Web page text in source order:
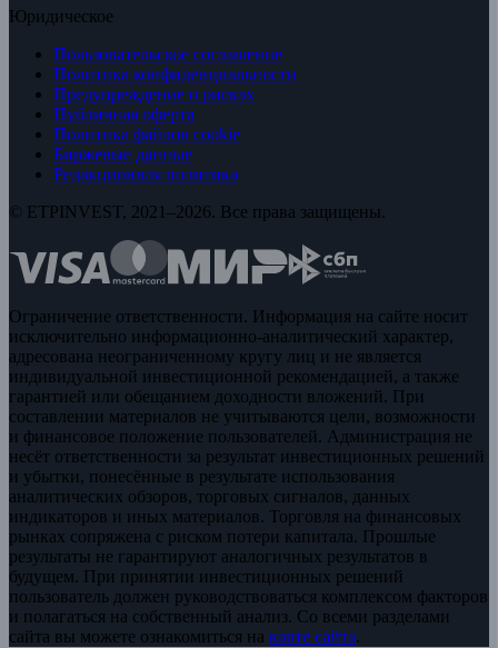
Юридическое
Пользовательское соглашение
Политика конфиденциальности
Предупреждение о рисках
Публичная оферта
Политика файлов cookie
Биржевые данные
Редакционная политика
© ETPINVEST, 2021–2026. Все права защищены.
Ограничение ответственности. Информация на сайте носит
исключительно информационно-аналитический характер,
адресована неограниченному кругу лиц и не является
индивидуальной инвестиционной рекомендацией, а также
гарантией или обещанием доходности вложений. При
составлении материалов не учитываются цели, возможности
и финансовое положение пользователей. Администрация не
несёт ответственности за результат инвестиционных решений
и убытки, понесённые в результате использования
аналитических обзоров, торговых сигналов, данных
индикаторов и иных материалов. Торговля на финансовых
рынках сопряжена с риском потери капитала. Прошлые
результаты не гарантируют аналогичных результатов в
будущем. При принятии инвестиционных решений
пользователь должен руководствоваться комплексом факторов
и полагаться на собственный анализ. Со всеми разделами
сайта вы можете ознакомиться на карте сайта.